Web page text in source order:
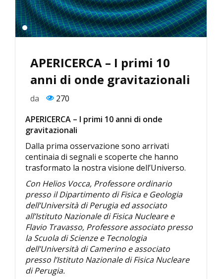
APERICERCA – I primi 10
anni di onde gravitazionali
da
270
APERICERCA – I primi 10 anni di onde
gravitazionali
Dalla prima osservazione sono arrivati
centinaia di segnali e scoperte che hanno
trasformato la nostra visione dell’Universo.
Con Helios Vocca, Professore ordinario
presso il Dipartimento di Fisica e Geologia
dell’Università di Perugia ed associato
all’Istituto Nazionale di Fisica Nucleare e
Flavio Travasso, Professore associato presso
la Scuola di Scienze e Tecnologia
dell’Università di Camerino e associato
presso l’Istituto Nazionale di Fisica Nucleare
di Perugia.